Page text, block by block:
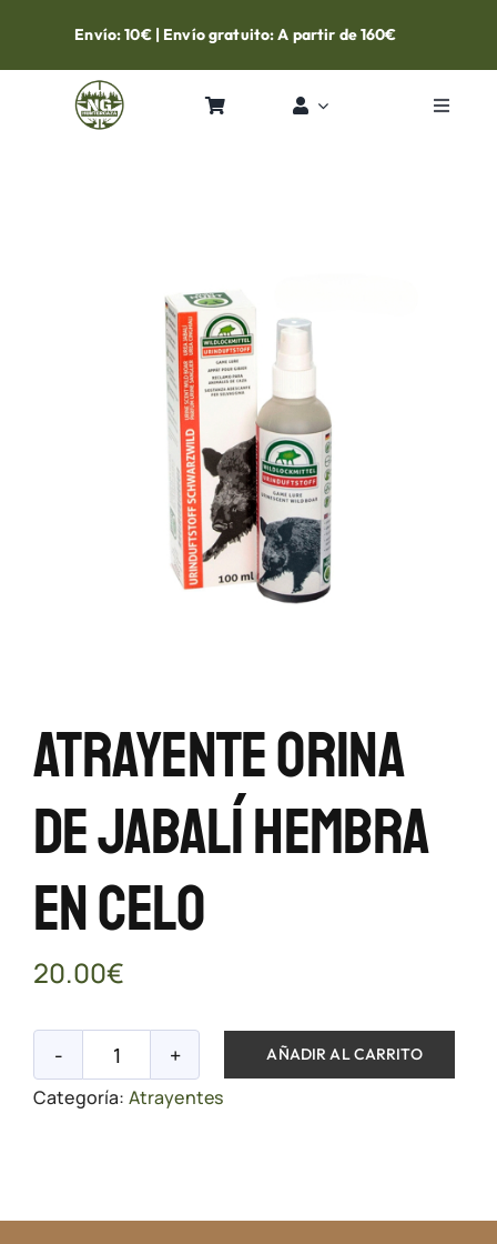
content
Envío: 10€ | Envío gratuito: A partir de 160€
Toggle
Atrayente Orina
De Jabalí Hembra
En Celo
20.00€
Atrayente
Orina
AÑADIR AL CARRITO
Categoría: Atrayentes